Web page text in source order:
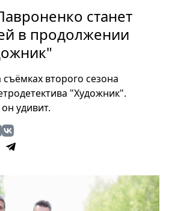
станет
в продолжении
второго сезона
"Художник".
удивит.